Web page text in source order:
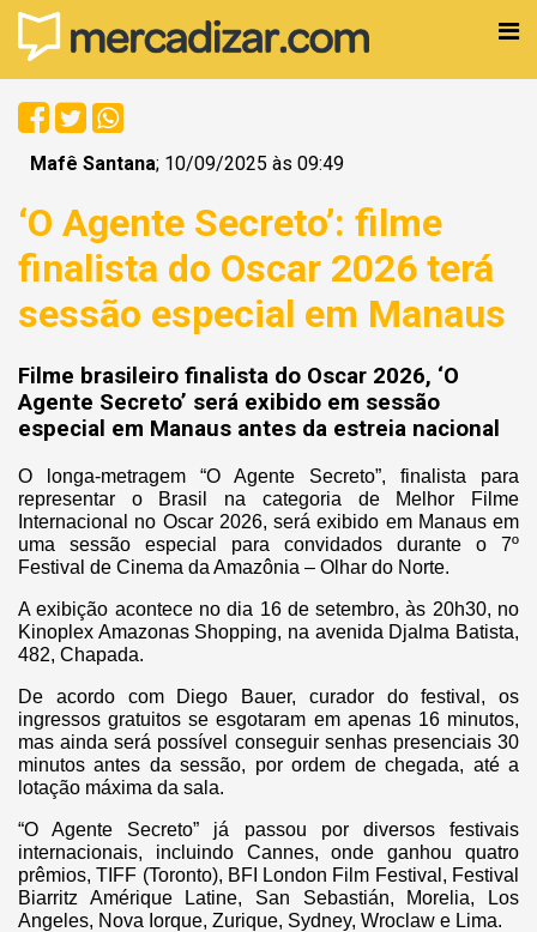
Mafê Santana; 10/09/2025 às 09:49
‘O Agente Secreto’: filme
finalista do Oscar 2026 terá
sessão especial em Manaus
Filme brasileiro finalista do Oscar 2026, ‘O
Agente Secreto’ será exibido em sessão
especial em Manaus antes da estreia nacional
O longa-metragem “O Agente Secreto”, finalista para
representar o Brasil na categoria de Melhor Filme
Internacional no Oscar 2026, será exibido em Manaus em
uma sessão especial para convidados durante o 7º
Festival de Cinema da Amazônia – Olhar do Norte.
A exibição acontece no dia 16 de setembro, às 20h30, no
Kinoplex Amazonas Shopping, na avenida Djalma Batista,
482, Chapada.
De acordo com Diego Bauer, curador do festival, os
ingressos gratuitos se esgotaram em apenas 16 minutos,
mas ainda será possível conseguir senhas presenciais 30
minutos antes da sessão, por ordem de chegada, até a
lotação máxima da sala.
“O Agente Secreto” já passou por diversos festivais
internacionais, incluindo Cannes, onde ganhou quatro
prêmios, TIFF (Toronto), BFI London Film Festival, Festival
Biarritz Amérique Latine, San Sebastián, Morelia, Los
Angeles, Nova Iorque, Zurique, Sydney, Wroclaw e Lima.